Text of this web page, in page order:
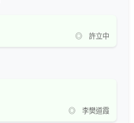
◎ 許立中
◎ 李樊道霞